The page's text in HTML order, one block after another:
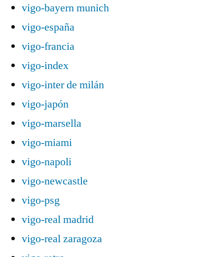
vigo-bayern munich
vigo-españa
vigo-francia
vigo-index
vigo-inter de milán
vigo-japón
vigo-marsella
vigo-miami
vigo-napoli
vigo-newcastle
vigo-psg
vigo-real madrid
vigo-real zaragoza